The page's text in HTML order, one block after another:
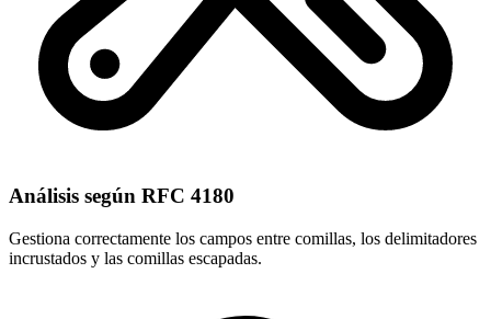
Análisis según RFC 4180
Gestiona correctamente los campos entre comillas, los delimitadores
incrustados y las comillas escapadas.